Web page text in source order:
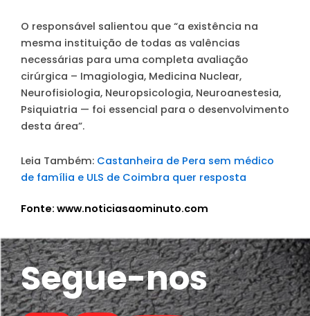
O responsável salientou que “a existência na
mesma instituição de todas as valências
necessárias para uma completa avaliação
cirúrgica – Imagiologia, Medicina Nuclear,
Neurofisiologia, Neuropsicologia, Neuroanestesia,
Psiquiatria — foi essencial para o desenvolvimento
desta área”.
Leia Também: Castanheira de Pera sem médico
de família e ULS de Coimbra quer resposta
Fonte: www.noticiasaominuto.com
Segue-nos